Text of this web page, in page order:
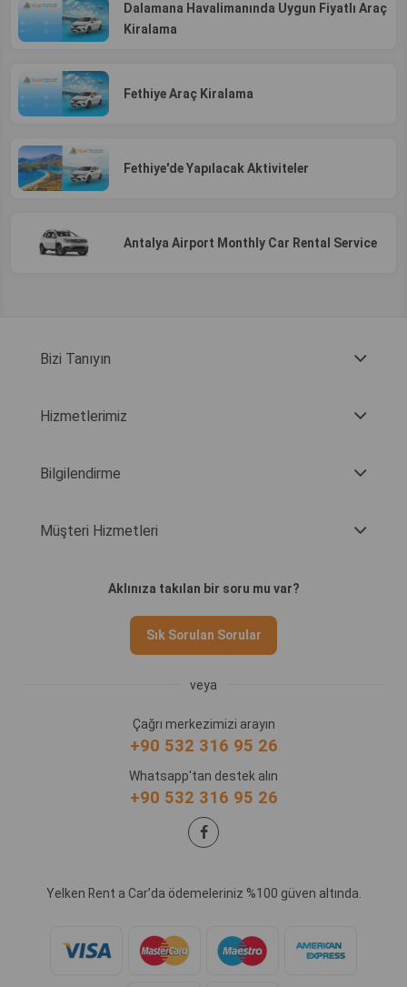
Dalamana Havalimanında Uygun Fiyatlı Araç
Kiralama
Fethiye Araç Kiralama
Fethiye'de Yapılacak Aktiviteler
Antalya Airport Monthly Car Rental Service
Bizi Tanıyın
Hizmetlerimiz
Bilgilendirme
Müşteri Hizmetleri
Aklınıza takılan bir soru mu var?
Sık Sorulan Sorular
veya
Çağrı merkezimizi arayın
+90 532 316 95 26
Whatsapp'tan destek alın
+90 532 316 95 26
Yelken Rent a Car’da ödemeleriniz %100 güven altında.